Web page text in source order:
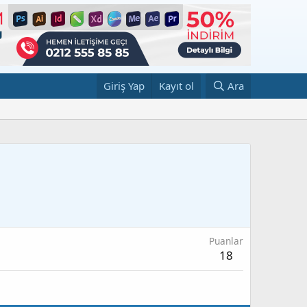
Giriş Yap Kayıt ol Ara
Puanlar
18